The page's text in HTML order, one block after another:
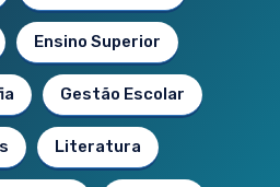
Ensino Superior
Gestão Escolar
Literatura